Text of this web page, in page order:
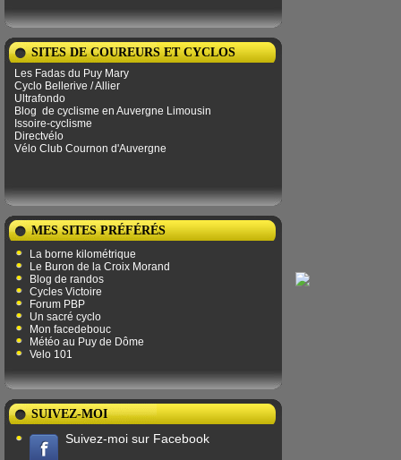
SITES DE COUREURS ET CYCLOS
Les Fadas du Puy Mary
Cyclo Bellerive / Allier
Ultrafondo
Blog de ​​cyclisme en Auvergne Limousin
Issoire-cyclisme
Directvélo
Vélo Club Cournon d'Auvergne
MES SITES PRÉFÉRÉS
La borne kilométrique
Le Buron de la Croix Morand
Blog de randos
Cycles Victoire
Forum PBP
Un sacré cyclo
Mon facedebouc
Météo au Puy de Dôme
Velo 101
SUIVEZ-MOI
Suivez-moi sur Facebook